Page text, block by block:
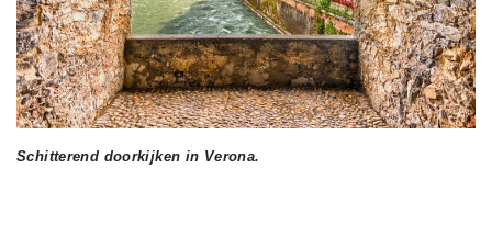
Schitterend doorkijken in Verona.